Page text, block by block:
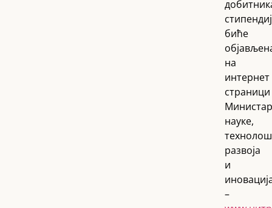
биће
на
интернет
страници
науке,
развоја
и
–